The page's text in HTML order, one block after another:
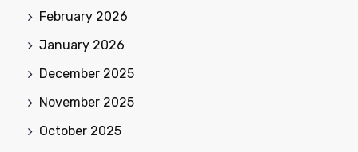
February 2026
January 2026
December 2025
November 2025
October 2025